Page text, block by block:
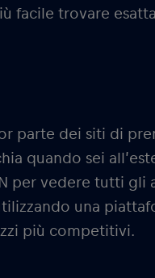
facile trovare
parte dei siti di
quando sei
per vedere tutti gli
una
più competitivi.